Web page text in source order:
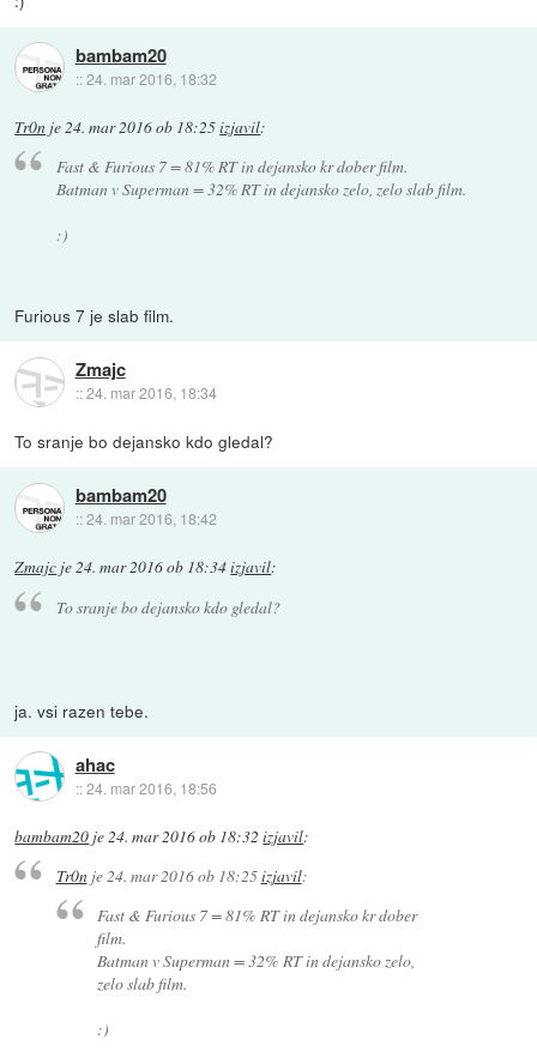
bambam20
::24. mar 2016, 18:32
Tr0n je 24. mar 2016 ob 18:25izjavil:
Fast & Furious 7 = 81% RT in dejansko kr dober film.
Batman v Superman = 32% RT in dejansko zelo, zelo slab film.
:)
Furious 7 je slab film.
Zmajc
::24. mar 2016, 18:34
To sranje bo dejansko kdo gledal?
bambam20
::24. mar 2016, 18:42
Zmajc je24. mar 2016 ob 18:34izjavil:
To sranje bo dejansko kdo gledal?
ja. vsi razen tebe.
ahac
::24. mar 2016, 18:56
bambam20 je 24. mar 2016 ob 18:32 izjavil:
Tr0nje24. mar 2016 ob 18:25izjavil:
Fast & Furious 7 = 81% RT in dejansko kr dober
film.
Batman v Superman = 32% RT in dejansko zelo,
zelo slab film.
:)